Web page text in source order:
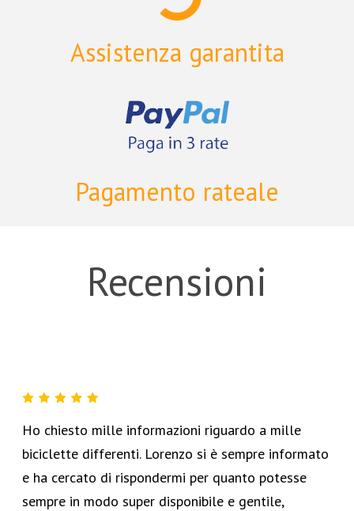
Assistenza garantita
Pagamento rateale
Recensioni
Ho chiesto mille informazioni riguardo a mille
biciclette differenti. Lorenzo si è sempre informato
e ha cercato di rispondermi per quanto potesse
sempre in modo super disponibile e gentile,